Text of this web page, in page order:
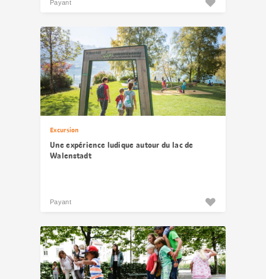
Payant
Excursion
Une expérience ludique autour du lac de
Walenstadt
Payant